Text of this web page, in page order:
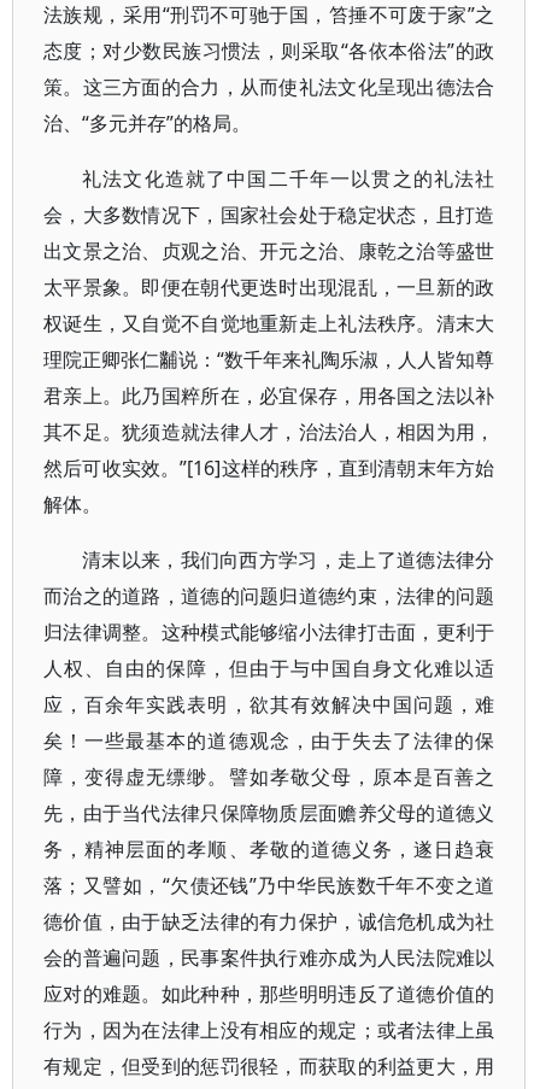
法族规，采用“刑罚不可驰于国，笞捶不可废于家”之
态度；对少数民族习惯法，则采取“各依本俗法”的政
策。这三方面的合力，从而使礼法文化呈现出德法合
治、“多元并存”的格局。
礼法文化造就了中国二千年一以贯之的礼法社
会，大多数情况下，国家社会处于稳定状态，且打造
出文景之治、贞观之治、开元之治、康乾之治等盛世
太平景象。即便在朝代更迭时出现混乱，一旦新的政
权诞生，又自觉不自觉地重新走上礼法秩序。清末大
理院正卿张仁黼说：“数千年来礼陶乐淑，人人皆知尊
君亲上。此乃国粹所在，必宜保存，用各国之法以补
其不足。犹须造就法律人才，治法治人，相因为用，
然后可收实效。”[16]这样的秩序，直到清朝末年方始
解体。
清末以来，我们向西方学习，走上了道德法律分
而治之的道路，道德的问题归道德约束，法律的问题
归法律调整。这种模式能够缩小法律打击面，更利于
人权、自由的保障，但由于与中国自身文化难以适
应，百余年实践表明，欲其有效解决中国问题，难
矣！一些最基本的道德观念，由于失去了法律的保
障，变得虚无缥缈。譬如孝敬父母，原本是百善之
先，由于当代法律只保障物质层面赡养父母的道德义
务，精神层面的孝顺、孝敬的道德义务，遂日趋衰
落；又譬如，“欠债还钱”乃中华民族数千年不变之道
德价值，由于缺乏法律的有力保护，诚信危机成为社
会的普遍问题，民事案件执行难亦成为人民法院难以
应对的难题。如此种种，那些明明违反了道德价值的
行为，因为在法律上没有相应的规定；或者法律上虽
有规定，但受到的惩罚很轻，而获取的利益更大，用